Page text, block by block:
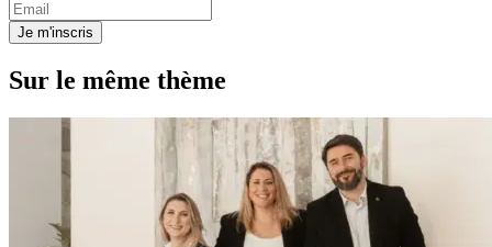
Je m'inscris
Sur le même thème